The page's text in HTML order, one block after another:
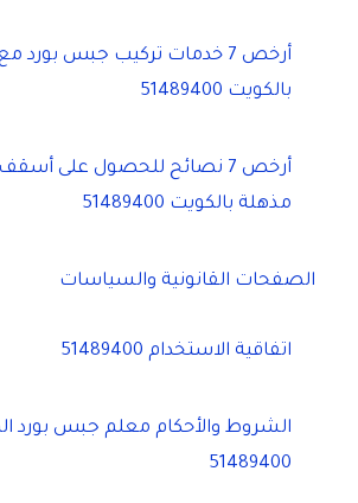
أرخص 7 خدمات تركيب جبس
بالكويت 51489400
أرخص 7 نصائح للحصول على
مذهلة بالكويت 51489400
الصفحات القانونية والسياسات
اتفاقية الاستخدام 51489400
الشروط والأحكام معلم جبس بورد
51489400